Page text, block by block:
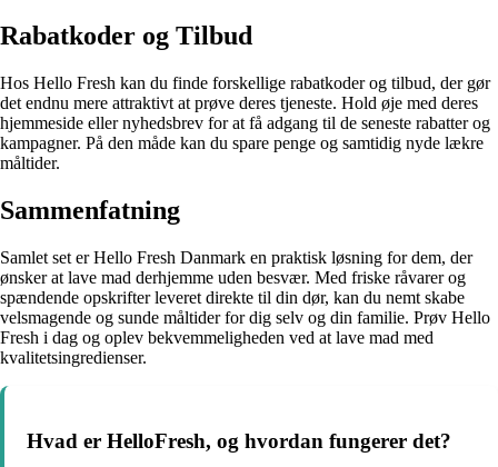
Rabatkoder og Tilbud
Hos Hello Fresh kan du finde forskellige rabatkoder og tilbud, der gør
det endnu mere attraktivt at prøve deres tjeneste. Hold øje med deres
hjemmeside eller nyhedsbrev for at få adgang til de seneste rabatter og
kampagner. På den måde kan du spare penge og samtidig nyde lækre
måltider.
Sammenfatning
Samlet set er Hello Fresh Danmark en praktisk løsning for dem, der
ønsker at lave mad derhjemme uden besvær. Med friske råvarer og
spændende opskrifter leveret direkte til din dør, kan du nemt skabe
velsmagende og sunde måltider for dig selv og din familie. Prøv Hello
Fresh i dag og oplev bekvemmeligheden ved at lave mad med
kvalitetsingredienser.
Hvad er HelloFresh, og hvordan fungerer det?